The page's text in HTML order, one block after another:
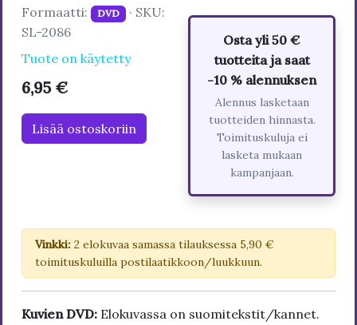
Formaatti: DVD · SKU:
SL-2086
Tuote on käytetty
6,95 €
Lisää ostoskoriin
Osta yli 50 €
tuotteita ja saat
-10 % alennuksen
Alennus lasketaan
tuotteiden hinnasta.
Toimituskuluja ei
lasketa mukaan
kampanjaan.
Vinkki: 2 elokuvaa samassa tilauksessa 5,90 €
toimituskuluilla postilaatikkoon/luukkuun.
Kuvien DVD: Elokuvassa on suomitekstit/kannet.